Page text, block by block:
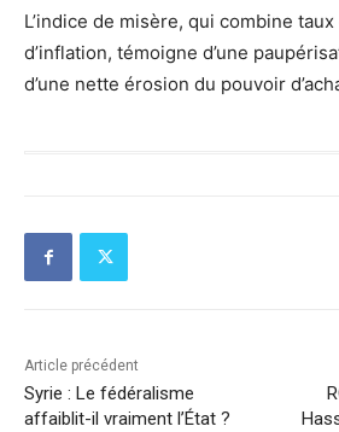
L’indice de misère, qui combine
d’inflation, témoigne d’une
d’une nette érosion du pouvoir
Article précédent
Syrie : Le fédéralisme
affaiblit-il vraiment l’État ?